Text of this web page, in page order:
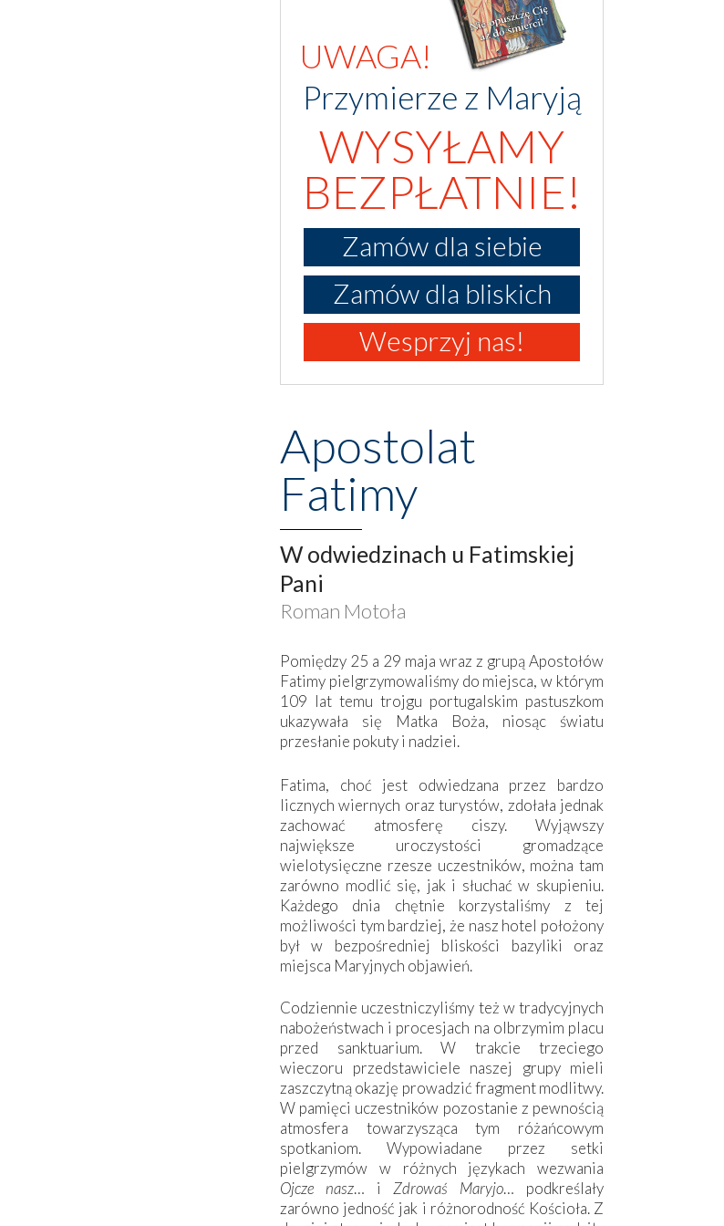
UWAGA!
Przymierze z Maryją
WYSYŁAMY
BEZPŁATNIE!
Zamów dla siebie
Zamów dla bliskich
Wesprzyj nas!
Apostolat
Fatimy
W odwiedzinach u Fatimskiej
Pani
Roman Motoła
Pomiędzy 25 a 29 maja wraz z grupą Apostołów
Fatimy pielgrzymowaliśmy do miejsca, w którym
109 lat temu trojgu portugalskim pastuszkom
ukazywała się Matka Boża, niosąc światu
przesłanie pokuty i nadziei.
Fatima, choć jest odwiedzana przez bardzo
licznych wiernych oraz turystów, zdołała jednak
zachować atmosferę ciszy. Wyjąwszy
największe uroczystości gromadzące
wielotysięczne rzesze uczestników, można tam
zarówno modlić się, jak i słuchać w skupieniu.
Każdego dnia chętnie korzystaliśmy z tej
możliwości tym bardziej, że nasz hotel położony
był w bezpośredniej bliskości bazyliki oraz
miejsca Maryjnych objawień.
Codziennie uczestniczyliśmy też w tradycyjnych
nabożeństwach i procesjach na olbrzymim placu
przed sanktuarium. W trakcie trzeciego
wieczoru przedstawiciele naszej grupy mieli
zaszczytną okazję prowadzić fragment modlitwy.
W pamięci uczestników pozostanie z pewnością
atmosfera towarzysząca tym różańcowym
spotkaniom. Wypowiadane przez setki
pielgrzymów w różnych językach wezwania
Ojcze nasz… i Zdrowaś Maryjo… podkreślały
zarówno jedność jak i różnorodność Kościoła. Z